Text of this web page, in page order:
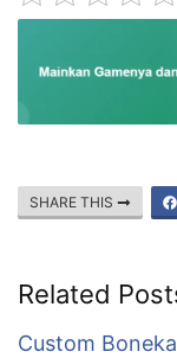
SHARE THIS
Related
Custom